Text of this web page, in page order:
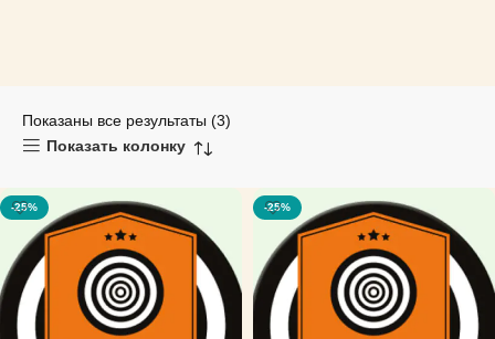
Показаны все результаты (3)
Показать колонку
-25% -25%